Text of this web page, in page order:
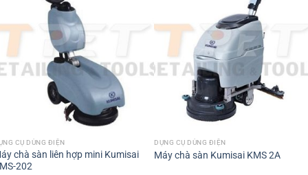
CỤ DÙNG ĐIỆN
chà sàn liên hợp mini Kumisai
202
DỤNG CỤ DÙNG ĐIỆN
Máy chà sàn Kumisai KMS 2A